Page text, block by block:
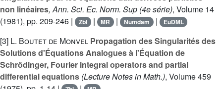
non linéaires, Ann. Sci. Ec. Norm. Sup (4e série), Volume 14
(1981), pp. 209-246 |
Zbl | MR | Numdam | EuDML
[3] L. Boutet de Monvel Propagation des Singularités des
Solutions d'Équations Analogues à l'Équation de
Schrödinger, Fourier integral operators and partial
differential equations (Lecture Notes in Math.), Volume 459